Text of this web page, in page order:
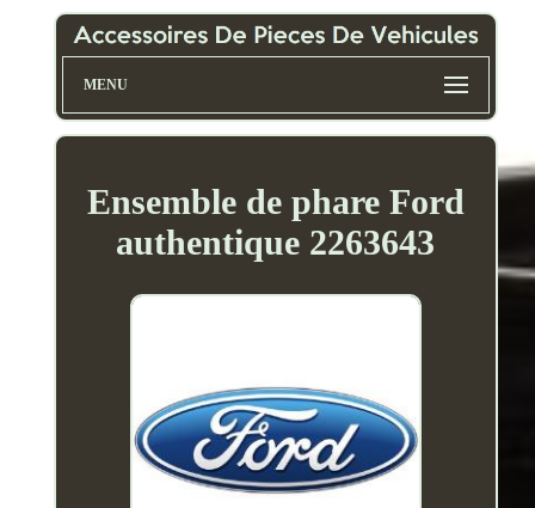
MENU
Ensemble de phare Ford
authentique 2263643